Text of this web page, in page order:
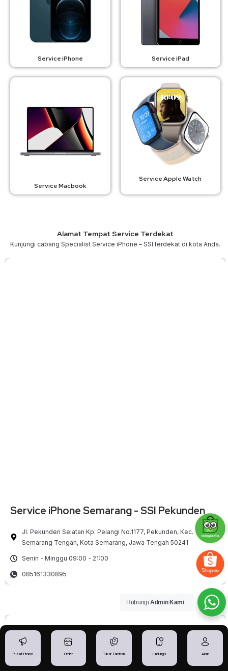
Service iPhone Service iPad
Service Macbook
Service Apple Watch
Alamat Tempat Service Terdekat
Kunjungi cabang Specialist Service iPhone – SSI terdekat di kota Anda.
Service iPhone Semarang - SSI Pekunden
Jl. Pekunden Selatan Kp. Pelangi No.1177, Pekunden, Kec.
Semarang Tengah, Kota Semarang, Jawa Tengah 50241
Senin - Minggu 09:00 - 21:00
085161330895
Pusat Promo Order Tukar Tambah Lindungi+ Akun
Hubungi Admin Kami